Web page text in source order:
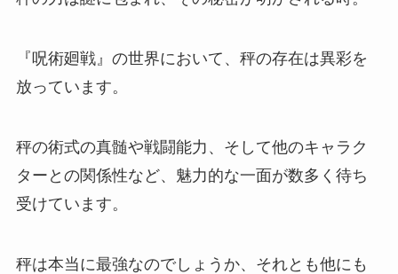
『呪術廻戦』の世界において、秤の存在は異彩を
放っています。
秤の術式の真髄や戦闘能力、そして他のキャラク
ターとの関係性など、魅力的な一面が数多く待ち
受けています。
秤は本当に最強なのでしょうか、それとも他にも